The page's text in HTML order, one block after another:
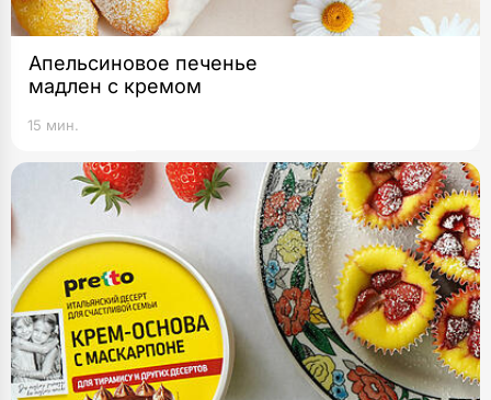
Апельсиновое печенье
мадлен с кремом
15 мин.